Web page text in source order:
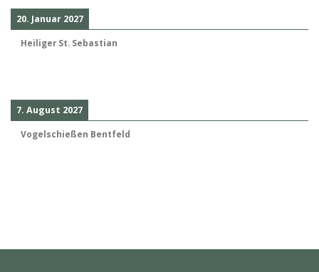
20. Januar 2027
Heiliger St. Sebastian
7. August 2027
Vogelschießen Bentfeld